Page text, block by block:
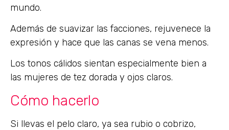
mundo.
Además de suavizar las facciones, rejuvenece la
expresión y hace que las canas se vena menos.
Los tonos cálidos sientan especialmente bien a
las mujeres de tez dorada y ojos claros.
Cómo hacerlo
Si llevas el pelo claro, ya sea rubio o cobrizo,